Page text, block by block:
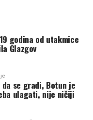
godina od utakmice
Glazgov
se gradi, Botun je
ulagati, nije ničiji